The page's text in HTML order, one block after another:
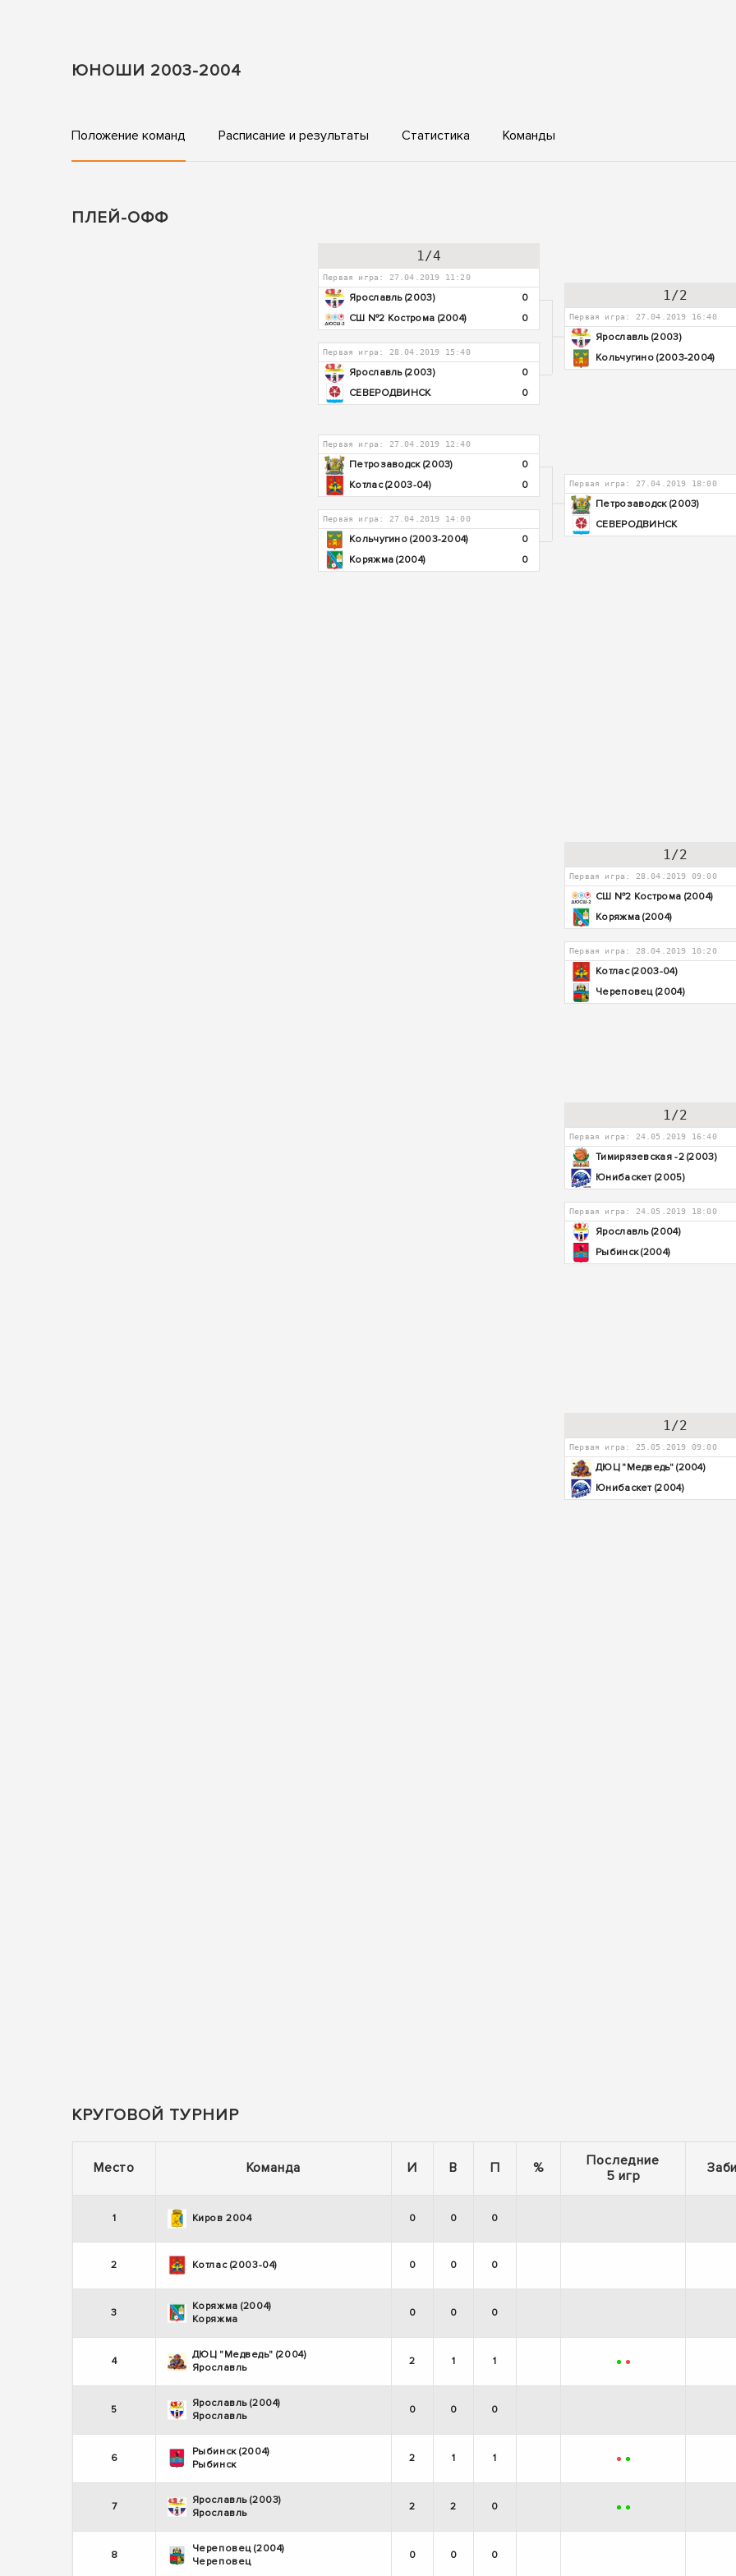
ЮНОШИ 2003-2004
Положение команд Расписание и результаты Статистика Команды
ПЛЕЙ-ОФФ
1/4
Первая игра: 27.04.2019 11:20
Ярославль (2003)
0
СШ №2 Кострома (2004)
0
Первая игра: 28.04.2019 15:40
Ярославль (2003)
0
СЕВЕРОДВИНСК
0
Первая игра: 27.04.2019 12:40
Петрозаводск (2003)
0
Котлас (2003-04)
0
Первая игра: 27.04.2019 14:00
Кольчугино (2003-2004)
0
Коряжма (2004)
0
1/2
Первая игра: 27.04.2019 16:40
Ярославль (2003)
Кольчугино (2003-2004)
Первая игра: 27.04.2019 18:00
Петрозаводск (2003)
СЕВЕРОДВИНСК
1/2
Первая игра: 28.04.2019 09:00
СШ №2 Кострома (2004)
Коряжма (2004)
Первая игра: 28.04.2019 10:20
Котлас (2003-04)
Череповец (2004)
1/2
Первая игра: 24.05.2019 16:40
Тимирязевская -2 (2003)
Юнибаскет (2005)
Первая игра: 24.05.2019 18:00
Ярославль (2004)
Рыбинск (2004)
1/2
Первая игра: 25.05.2019 09:00
ДЮЦ "Медведь" (2004)
Юнибаскет (2004)
КРУГОВОЙ ТУРНИР
Место Команда И В П %
Последние
5 игр
1 Киров 2004 0 0 0
2 Котлас (2003-04) 0 0 0
3
Коряжма (2004)
Коряжма
0 0 0
4
ДЮЦ "Медведь" (2004)
Ярославль
2 1 1 + -
5
Ярославль (2004)
Ярославль
0 0 0
6
Рыбинск (2004)
Рыбинск
2 1 1 - +
7
Ярославль (2003)
Ярославль
2 2 0 + +
8
Череповец (2004)
Череповец
0 0 0